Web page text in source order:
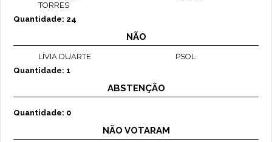
TORRES
Quantidade: 24
NÃO
LÍVIA DUARTE
PSOL
Quantidade: 1
ABSTENÇÃO
Quantidade: 0
NÃO VOTARAM